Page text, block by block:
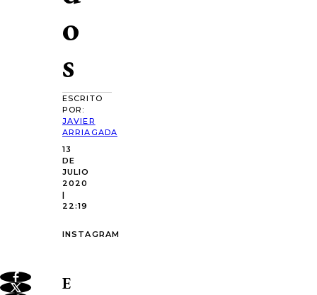
o
s
ESCRITO
POR:
JAVIER
ARRIAGADA
13
DE
JULIO
2020
|
22:19
INSTAGRAM
E